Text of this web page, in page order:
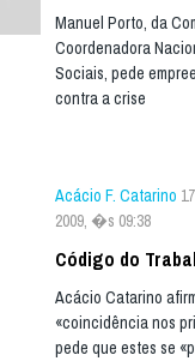
Manuel Porto, da
Coordenadora
Sociais, pede
contra a crise
Acácio F. Catarino
2009, �s 09:38
Código do
Acácio Catarino
«coincidência nos
pede que estes se